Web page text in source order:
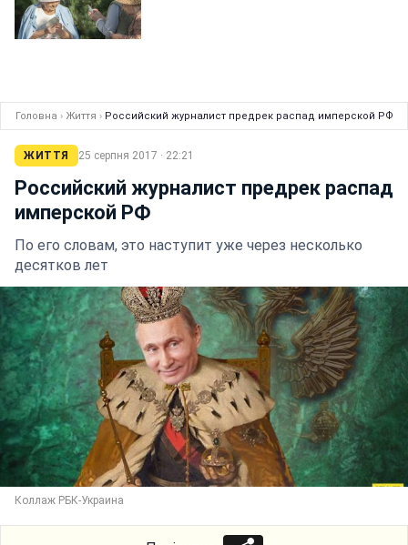
Головна › Життя › Российский журналист предрек распад имперской РФ
ЖИТТЯ 25 серпня 2017 · 22:21
Российский журналист предрек распад
имперской РФ
По его словам, это наступит уже через несколько
десятков лет
Коллаж РБК-Украина